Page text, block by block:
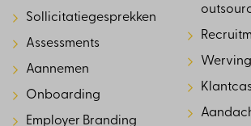
Sollicitatiegesprekken
Assessments
Aannemen
Onboarding
Employer Branding